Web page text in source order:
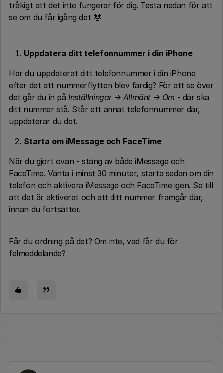
tråkigt att det inte fungerar för dig. Testa nedan för att
se om du får igång det 🤓
Uppdatera ditt telefonnummer i din iPhone
Har du uppdaterat ditt telefonnummer i din iPhone
efter det att nummerflytten blev färdig? För att se över
det går du in påInställningar → Allmänt → Om - där ska
ditt nummer stå. Står ett annat telefonnummer där,
uppdaterar du det.
Starta om iMessage och FaceTime
När du gjort ovan - stäng av både iMessage och
FaceTime. Vänta i minst 30 minuter, starta sedan om din
telefon och aktivera iMessage och FaceTime igen. Se till
att det är aktiverat och att ditt nummer framgår där,
innan du fortsätter.
Får du ordning på det? Om inte, vad får du för
felmeddelande?